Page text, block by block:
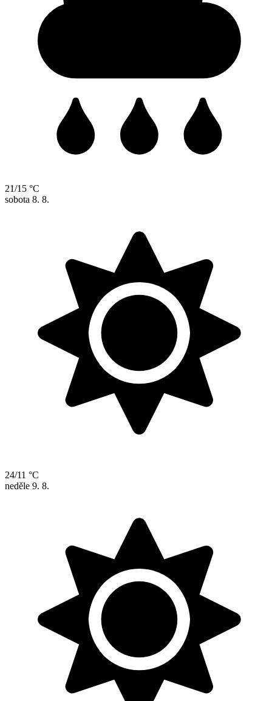
21/15 °C
sobota 8. 8.
24/11 °C
neděle 9. 8.